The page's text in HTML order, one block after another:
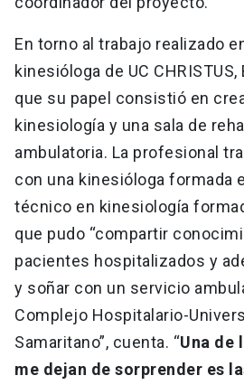
En torno al trabajo realizado
kinesióloga de UC
que su papel consistió en
kinesiología y una sala de
ambulatoria. La profesional
con una kinesióloga formada
técnico en kinesiología
que pudo “compartir
pacientes hospitalizados y
y soñar con un servicio
Complejo Hospitalario-
Samaritano”, cuenta. “Una de
me dejan de sorprender es